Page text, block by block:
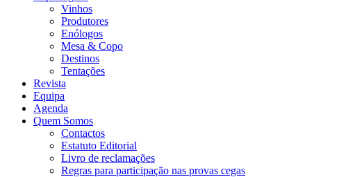
Vinhos
Produtores
Enólogos
Mesa & Copo
Destinos
Tentações
Revista
Equipa
Agenda
Quem Somos
Contactos
Estatuto Editorial
Livro de reclamações
Regras para participação nas provas cegas